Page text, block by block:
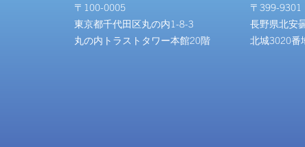
〒100-0005
東京都千代田区丸の内1-8-3
丸の内トラストタワー本館20階
〒399-9301
長野県北安
北城3020番